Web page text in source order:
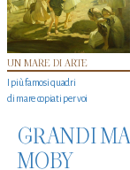
UN MARE DI ARTE
I più famosi quadri
di mare copiati per voi
GRANDI
MOBY